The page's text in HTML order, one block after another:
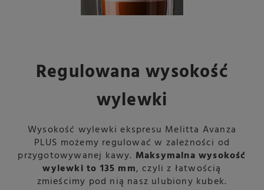
Regulowana wysokość
wylewki
Wysokość wylewki ekspresu Melitta Avanza
PLUS możemy regulować w zależności od
przygotowywanej kawy. Maksymalna wysokość
wylewki to 135 mm, czyli z łatwością
zmieścimy pod nią nasz ulubiony kubek.